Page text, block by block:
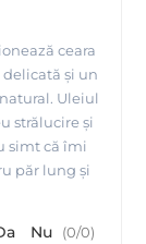
ceara
delicată și un
Uleiul
strălucire și
simt că îmi
păr lung și
Nu (0/0)